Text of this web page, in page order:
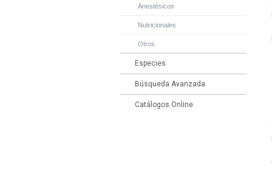
Anestésicos
Nutricionales
Otros
Especies
Búsqueda Avanzada
Catálogos Online